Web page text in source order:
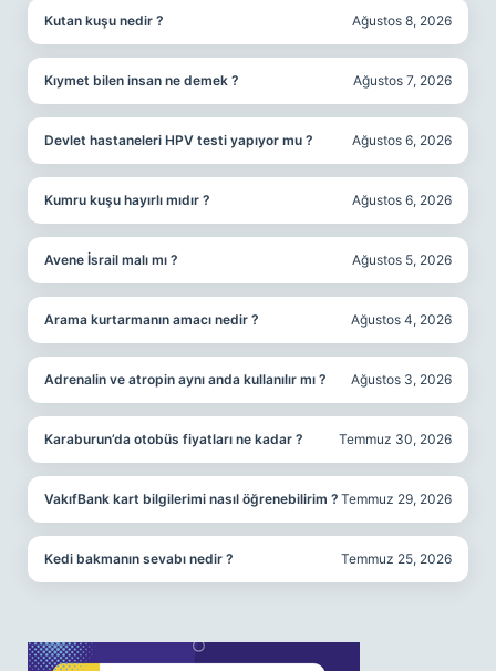
Kutan kuşu nedir ? Ağustos 8, 2026
Kıymet bilen insan ne demek ? Ağustos 7, 2026
Devlet hastaneleri HPV testi yapıyor mu ? Ağustos 6, 2026
Kumru kuşu hayırlı mıdır ? Ağustos 6, 2026
Avene İsrail malı mı ? Ağustos 5, 2026
Arama kurtarmanın amacı nedir ? Ağustos 4, 2026
Adrenalin ve atropin aynı anda kullanılır mı ? Ağustos 3, 2026
Karaburun’da otobüs fiyatları ne kadar ? Temmuz 30, 2026
VakıfBank kart bilgilerimi nasıl öğrenebilirim ? Temmuz 29, 2026
Kedi bakmanın sevabı nedir ? Temmuz 25, 2026